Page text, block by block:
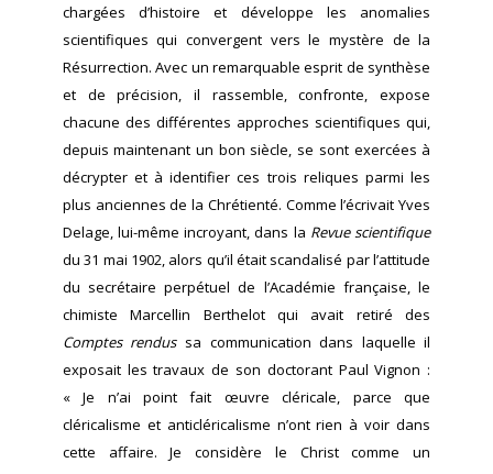
chargées d’histoire et développe les anomalies
scientifiques qui convergent vers le mystère de la
Résurrection. Avec un remarquable esprit de synthèse
et de précision, il rassemble, confronte, expose
chacune des différentes approches scientifiques qui,
depuis maintenant un bon siècle, se sont exercées à
décrypter et à identifier ces trois reliques parmi les
plus anciennes de la Chrétienté. Comme l’écrivait Yves
Delage, lui-même incroyant, dans la Revue scientifique
du 31 mai 1902, alors qu’il était scandalisé par l’attitude
du secrétaire perpétuel de l’Académie française, le
chimiste Marcellin Berthelot qui avait retiré des
Comptes rendussa communication dans laquelle il
exposait les travaux de son doctorant Paul Vignon :
« Je n’ai point fait œuvre cléricale, parce que
cléricalisme et anticléricalisme n’ont rien à voir dans
cette affaire. Je considère le Christ comme un